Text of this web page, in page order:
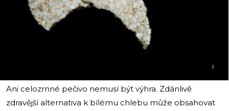
i
Ani celozrnné pečivo nemusí být výhra. Zdánlivě
zdravější alternativa k bílému chlebu může obsahovat